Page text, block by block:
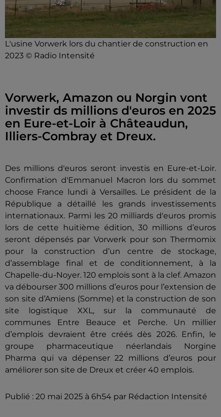
L'usine Vorwerk lors du chantier de construction en
2023 © Radio Intensité
Vorwerk, Amazon ou Norgin vont
investir ds millions d'euros en 2025
en Eure-et-Loir à Châteaudun,
Illiers-Combray et Dreux.
Des millions d'euros seront investis en Eure-et-Loir.
Confirmation d'Emmanuel Macron lors du sommet
choose France lundi à Versailles. Le président de la
République a détaillé les grands investissements
internationaux. Parmi les 20 milliards d'euros promis
lors de cette huitième édition, 30 millions d’euros
seront dépensés par Vorwerk pour son Thermomix
pour la construction d’un centre de stockage,
d’assemblage final et de conditionnement, à la
Chapelle-du-Noyer. 120 emplois sont à la clef. Amazon
va débourser 300 millions d’euros pour l’extension de
son site d’Amiens (Somme) et la construction de son
site logistique XXL, sur la communauté de
communes Entre Beauce et Perche. Un millier
d’emplois devraient être créés dès 2026. Enfin, le
groupe pharmaceutique néerlandais Norgine
Pharma qui va dépenser 22 millions d’euros pour
améliorer son site de Dreux et créer 40 emplois.
Publié : 20 mai 2025 à 6h54 par Rédaction Intensité